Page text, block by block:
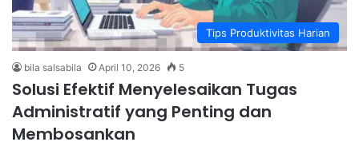
Tips Produktivitas Harian
bila salsabila April 10, 2026 5
Solusi Efektif Menyelesaikan Tugas
Administratif yang Penting dan
Membosankan